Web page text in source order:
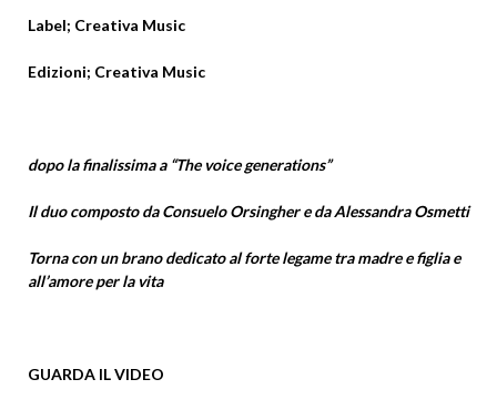
Label; Creativa Music
Edizioni; Creativa Music
dopo la finalissima a “The voice generations”
Il duo composto da Consuelo Orsingher e da Alessandra Osmetti
Torna con un brano dedicato al forte legame tra madre e figlia e
all’amore per la vita
GUARDA IL VIDEO